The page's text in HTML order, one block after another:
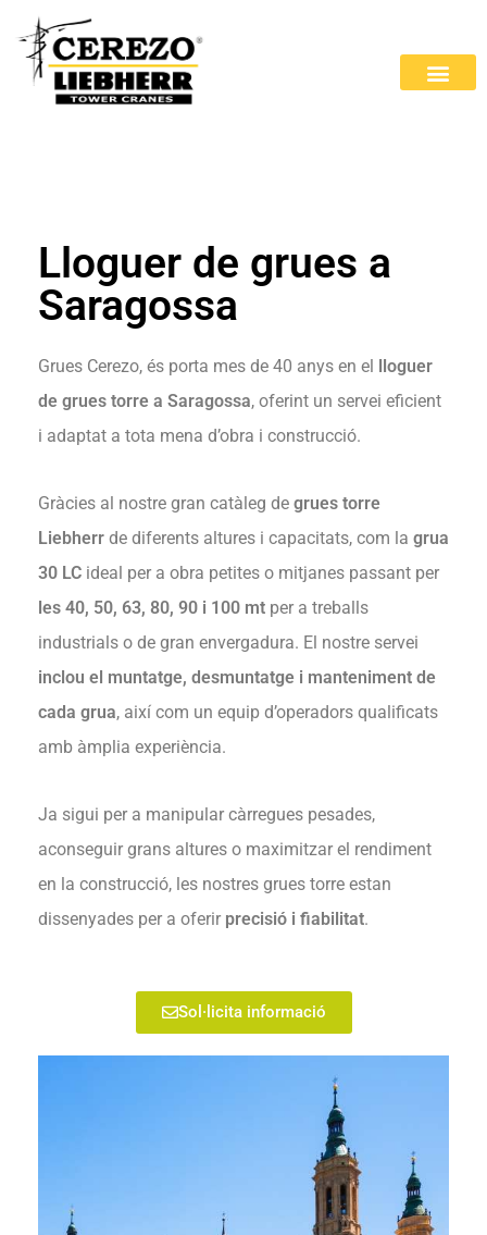
Lloguer de grues a
Saragossa
Grues Cerezo, és porta mes de 40 anys en el
lloguer
de grues torre a Saragossa, oferint un servei eficient
i adaptat a tota mena d’obra i construcció.
Gràcies al nostre gran catàleg de grues torre
Liebherr de diferents altures i capacitats, com la grua
30 LC ideal per a obra petites o mitjanes passant per
les 40, 50, 63, 80, 90 i 100 mt per a treballs
industrials o de gran envergadura. El nostre servei
inclou el muntatge, desmuntatge i manteniment de
cada grua, així com un equip d’operadors qualificats
amb àmplia experiència.
Ja sigui per a manipular càrregues pesades,
aconseguir grans altures o maximitzar el rendiment
en la construcció, les nostres grues torre estan
dissenyades per a oferir precisió i fiabilitat.
Sol·licita informació